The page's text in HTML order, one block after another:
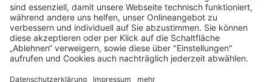
auch Ihr Wohngebäude optimal organisieren und sichern
können. An unserem Versandlager bevorraten wir ein großes
Sortiment von Lagerartikeln, welche innerhalb von 48 Stunden
versandbereit sind.